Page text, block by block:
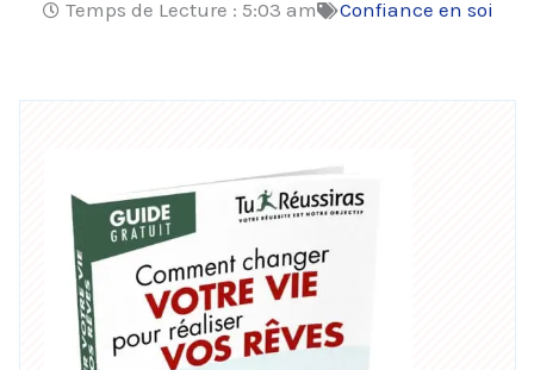
Temps de Lecture : 5:03 am Confiance en soi